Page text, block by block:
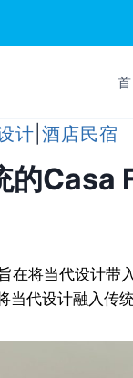
计 酒店民宿
的Casa
在将当代设计带
当代设计融入传